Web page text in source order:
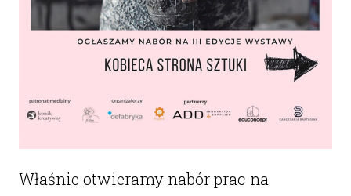
Właśnie otwieramy nabór prac na